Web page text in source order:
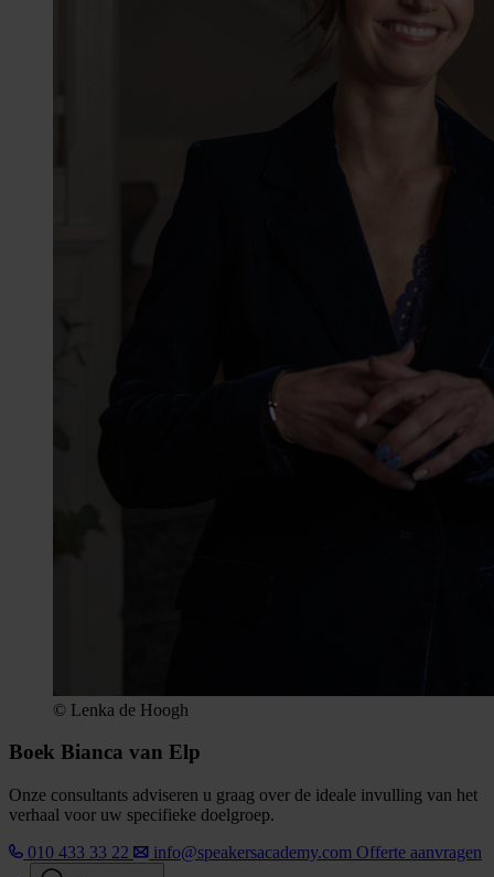
© Lenka de Hoogh
Boek Bianca van Elp
Onze consultants adviseren u graag over de ideale invulling van het
verhaal voor uw specifieke doelgroep.
010 433 33 22
info@speakersacademy.com Offerte aanvragen